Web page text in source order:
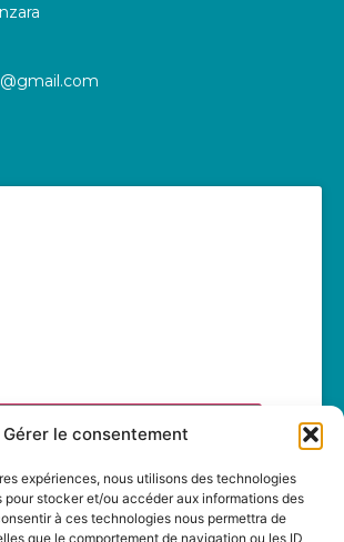
Gérer le consentement
expériences, nous utilisons des technologies
pour stocker et/ou accéder aux informations des
à ces technologies nous permettra de
que le comportement de navigation ou les ID
pour accepter les cookies